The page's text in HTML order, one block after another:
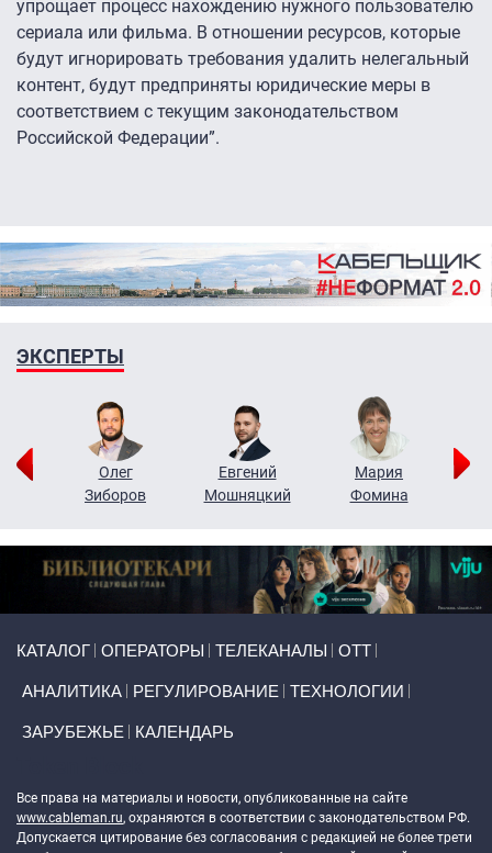
упрощает процесс нахождению нужного пользователю
сериала или фильма. В отношении ресурсов, которые
будут игнорировать требования удалить нелегальный
контент, будут предприняты юридические меры в
соответствием с текущим законодательством
Российской Федерации”.
ЭКСПЕРТЫ
Олег
Зиборов
Евгений
Мошняцкий
Мария
Фомина
КАТАЛОГ ОПЕРАТОРЫ ТЕЛЕКАНАЛЫ ОТТ
АНАЛИТИКА РЕГУЛИРОВАНИЕ ТЕХНОЛОГИИ
ЗАРУБЕЖЬЕ КАЛЕНДАРЬ
Все права на материалы и новости, опубликованные на сайте
www.cableman.ru, охраняются в соответствии с законодательством РФ.
Допускается цитирование без согласования с редакцией не более трети